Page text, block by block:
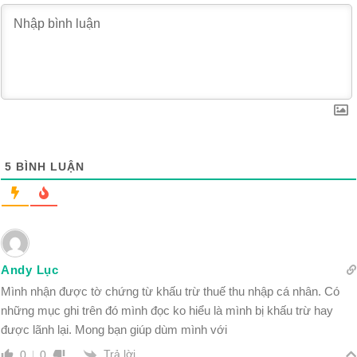
5 BÌNH LUẬN
Andy Lục
Mình nhận được tờ chứng từ khấu trừ thuế thu nhập cá nhân. Có
những mục ghi trên đó mình đọc ko hiểu là mình bị khấu trừ hay
được lãnh lại. Mong bạn giúp dùm mình với
Trả lời